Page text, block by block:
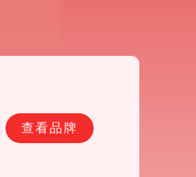
查看品牌